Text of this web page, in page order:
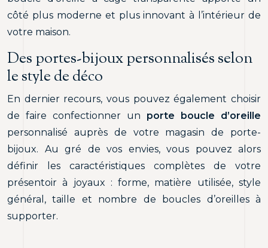
côté plus moderne et plus innovant à l’intérieur de
votre maison.
Des portes-bijoux personnalisés selon
le style de déco
En dernier recours, vous pouvez également choisir
de faire confectionner un porte boucle d’oreille
personnalisé auprès de votre magasin de porte-
bijoux. Au gré de vos envies, vous pouvez alors
définir les caractéristiques complètes de votre
présentoir à joyaux : forme, matière utilisée, style
général, taille et nombre de boucles d’oreilles à
supporter.